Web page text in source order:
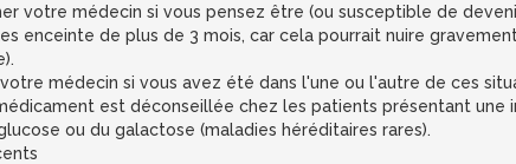
votre médecin si vous pensez être (ou susceptible de
enceinte de plus de 3 mois, car cela pourrait nuire
médecin si vous avez été dans l'une ou l'autre de ces
est déconseillée chez les patients présentant
ou du galactose (maladies héréditaires rares).